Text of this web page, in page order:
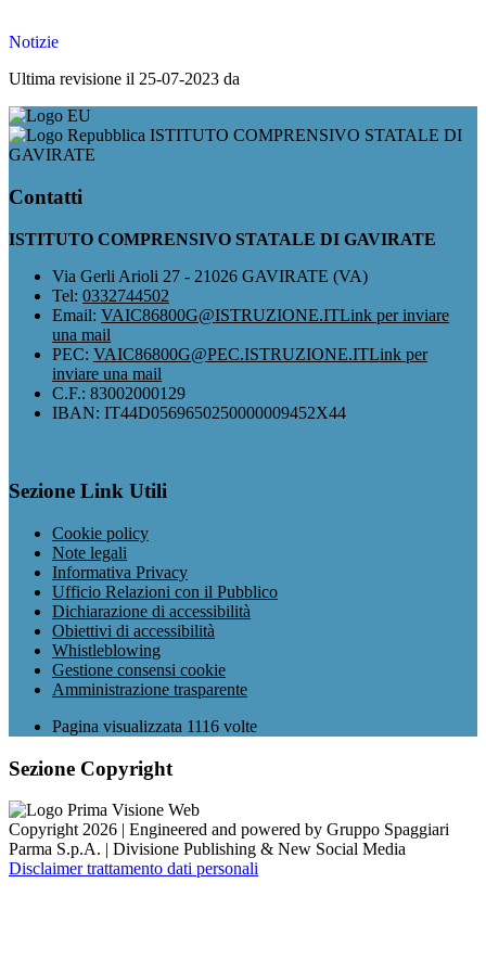
Notizie
Ultima revisione il 25-07-2023 da
ISTITUTO COMPRENSIVO STATALE DI
GAVIRATE
Contatti
ISTITUTO COMPRENSIVO STATALE DI GAVIRATE
Via Gerli Arioli 27 - 21026 GAVIRATE (VA)
Tel: 0332744502
Email: VAIC86800G@ISTRUZIONE.ITLink per inviare
una mail
PEC: VAIC86800G@PEC.ISTRUZIONE.ITLink per
inviare una mail
C.F.: 83002000129
IBAN: IT44D0569650250000009452X44
Sezione Link Utili
Cookie policy
Note legali
Informativa Privacy
Ufficio Relazioni con il Pubblico
Dichiarazione di accessibilità
Obiettivi di accessibilità
Whistleblowing
Gestione consensi cookie
Amministrazione trasparente
Pagina visualizzata 1116 volte
Sezione Copyright
Copyright 2026 | Engineered and powered by Gruppo Spaggiari
Parma S.p.A. | Divisione Publishing & New Social Media
Disclaimer trattamento dati personali